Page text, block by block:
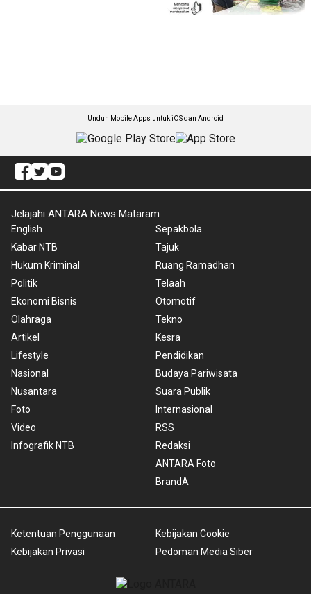
Unduh Mobile Apps untuk iOS dan Android
Jelajahi ANTARA News Mataram
English
Kabar NTB
Hukum Kriminal
Politik
Ekonomi Bisnis
Olahraga
Artikel
Lifestyle
Nasional
Nusantara
Foto
Video
Infografik NTB
Sepakbola
Tajuk
Ruang Ramadhan
Telaah
Otomotif
Tekno
Kesra
Pendidikan
Budaya Pariwisata
Suara Publik
Internasional
RSS
Redaksi
ANTARA Foto
BrandA
Ketentuan Penggunaan
Kebijakan Privasi
Kebijakan Cookie
Pedoman Media Siber